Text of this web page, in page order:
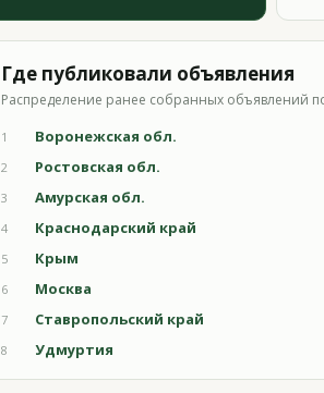
Где публиковали объявления
Распределение ранее собранных объявлений
1 Воронежская обл.
2
Ростовская обл.
3
Амурская обл.
4
Краснодарский край
5
Крым
6
Москва
7
Ставропольский край
8
Удмуртия